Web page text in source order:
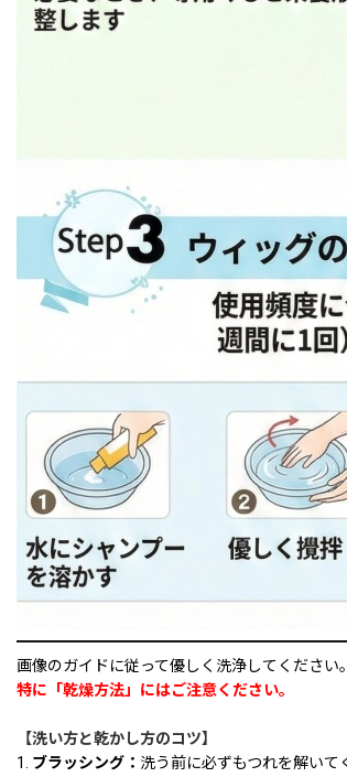
画像のガイドに従って優しく洗浄してください。
特に「乾燥方法」にはご注意ください。
【洗い方と乾かし方のコツ】
1. ブラッシング： 洗う前に必ずもつれを解いて